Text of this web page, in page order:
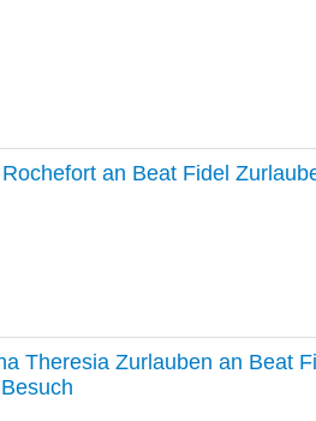
an Beat Fidel
Theresia Zurlauben an Beat